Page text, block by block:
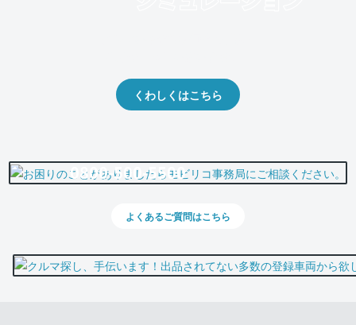
くわしくはこちら
0800-500-5500
よくあるご質問はこちら